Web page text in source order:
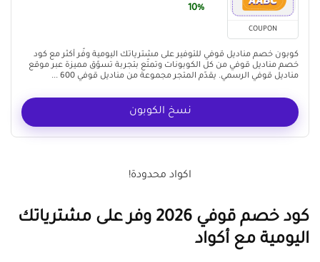
COUPON
10%
كوبون خصم مناديل قوفي للتوفير على مشترياتك اليومية وفّر أكثر مع كود
خصم مناديل قوفي من كل الكوبونات وتمتّع بتجربة تسوّق مميزة عبر موقع
مناديل قوفي الرسمي. يقدّم المتجر مجموعة من مناديل قوفي 600 ...
نسخ الكوبون
اكواد محدودة!
كود خصم قوفي 2026 وفر على مشترياتك
اليومية مع أكواد